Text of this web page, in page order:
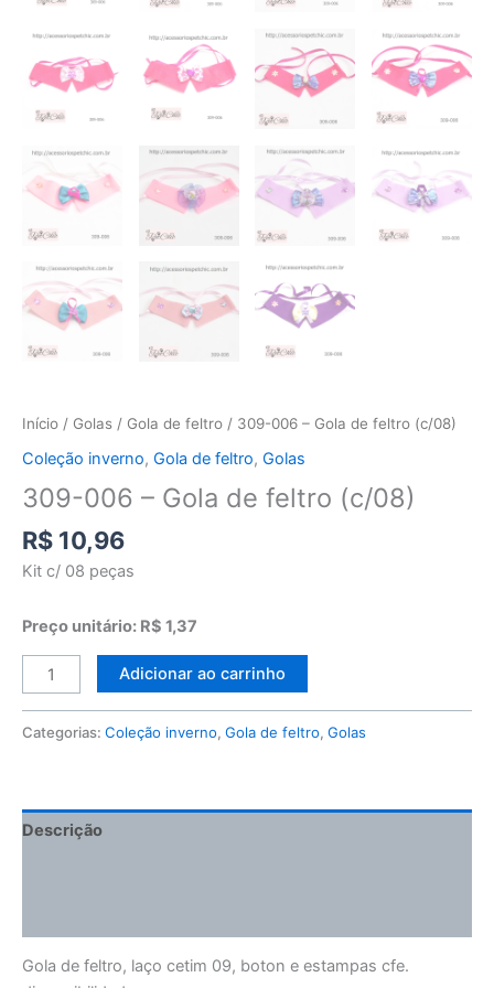
Início / Golas / Gola de feltro / 309-006 – Gola de feltro (c/08)
Coleção inverno, Gola de feltro, Golas
309-006 – Gola de feltro (c/08)
R$ 10,96
Kit c/ 08 peças
Preço unitário: R$ 1,37
Adicionar ao carrinho
Categorias: Coleção inverno, Gola de feltro, Golas
Descrição
Gola de feltro, laço cetim 09, boton e estampas cfe.